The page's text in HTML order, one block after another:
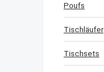
Poufs
Tischläufer
Tischsets